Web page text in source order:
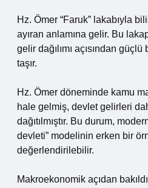
Hz. Ömer “Faruk” lakabıyla
ayıran anlamına gelir. Bu
gelir dağılımı açısından
taşır.
Hz. Ömer döneminde kamu
hale gelmiş, devlet gelirleri
dağıtılmıştır. Bu durum,
devleti” modelinin erken bir
değerlendirilebilir.
Makroekonomik açıdan